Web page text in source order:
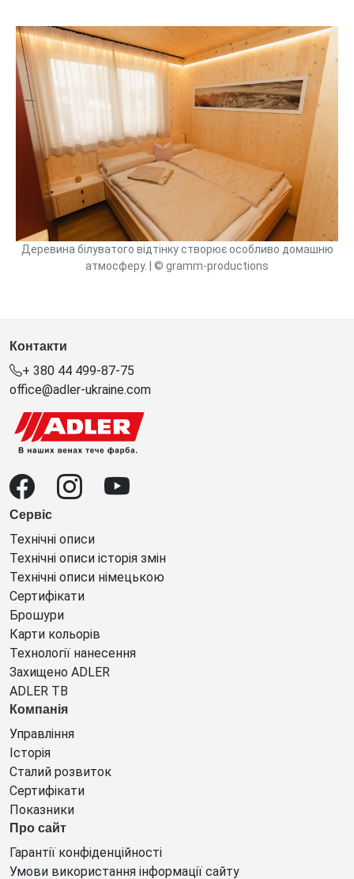
Деревина білуватого відтінку створює особливо домашню
атмосферу. | © gramm-productions
Контакти
+ 380 44 499-87-75
office@adler-ukraine.com
Сервіс
Технічні описи
Технічні описи історія змін
Технічні описи німецькою
Сертифікати
Брошури
Карти кольорів
Технології нанесення
Захищено ADLER
ADLER ТВ
Компанія
Управління
Історія
Сталий розвиток
Сертифікати
Показники
Про сайт
Гарантії конфіденційності
Умови використання інформації сайту